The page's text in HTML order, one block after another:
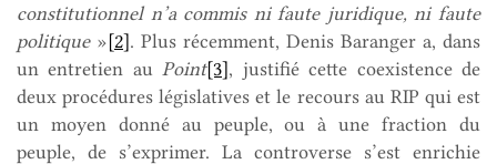
constitutionnel n’a commis ni faute juridique, ni faute
politique»[2]. Plus récemment, Denis Baranger a, dans
un entretien au Point[3], justifié cette coexistence de
deux procédures législatives et le recours au RIP qui est
un moyen donné au peuple, ou à une fraction du
peuple, de s’exprimer. La controverse s’est enrichie